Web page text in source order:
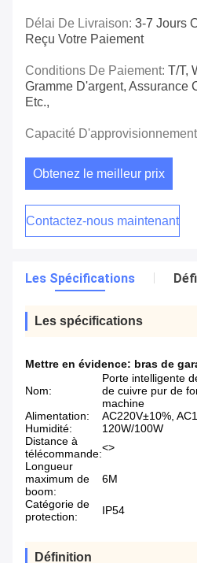
Délai De Livraison: 3-7 Jours
Reçu Votre Paiement
Conditions De Paiement: T/T,
Gramme D'argent, Assurance
Etc.,
Capacité
Obtenez le meilleur prix
Contactez-nous maintenant
Les Spécifications
Les spécifications
Mettre en évidence: bras de
Nom:
Porte intelligente
de cuivre pur de
machine
Alimentation:
AC220V±10%,
Humidité:
120W/100W
Distance à
télécommande:<>
Longueur
maximum de
boom:
6M
Catégorie de
protection:
IP54
Définition